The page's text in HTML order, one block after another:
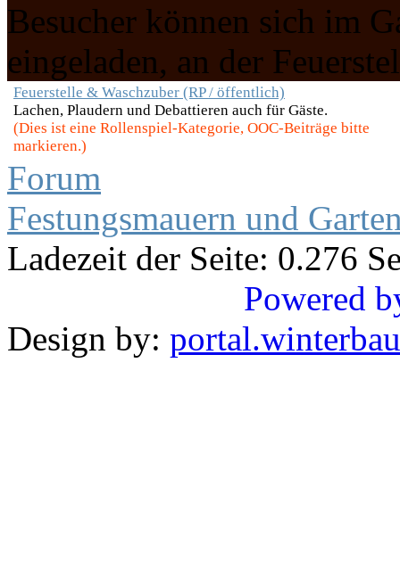
Besucher können sich im
eingeladen, an der
Feuerstelle & Waschzuber (RP / öffentlich)
Lachen, Plaudern und Debattieren auch für Gäste.
(Dies ist eine Rollenspiel-Kategorie, OOC-Beiträge bitte
markieren.)
Forum
Festungsmauern und
Ladezeit der Seite: 0.276
Powered
Design by: